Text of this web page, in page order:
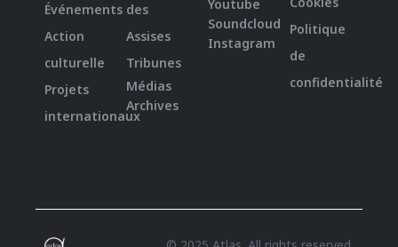
Événements
Action
culturelle
Projets
internationaux
des
Assises
Tribunes
Médias
Archives
Youtube
Soundcloud
Instagram
Politique
de
confidentialité